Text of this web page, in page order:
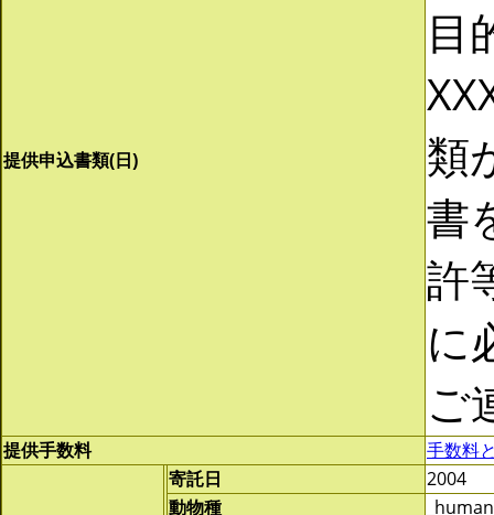
提供申込書類(日)
目
類
書
許
に
ご
提供手数料 手数料
寄託日
2004
動物種